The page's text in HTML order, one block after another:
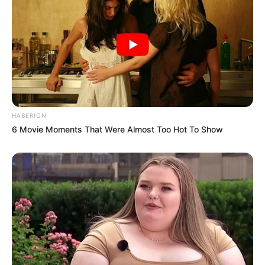
7ème: 16 MURCIANO
Les regrets ou en cas de non-partant: 10 BLUE MOVES
et/ou 6 GODESSA
Tous les Pronos Spot du jour!
Une quarantaine de
pronostics de la meilleure presse du
Synthèse incontournable du Quinté du jour
en 5 chevaux proposée par Logic-Prono
Nouveau!Obtenez en quelques secondes le meilleur
pronostic Quinté du jour. Grâce à cette nouvelle version de
LOGIC-PRONO, le simulateur automatique de pronostics
PMU. Véritable service en or offert aux parieurs, pour un
HABERION
6 Movie Moments That Were Almost Too Hot To Show